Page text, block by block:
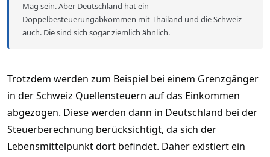
Mag sein. Aber Deutschland hat ein
Doppelbesteuerungabkommen mit Thailand und die Schweiz
auch. Die sind sich sogar ziemlich ähnlich.
Trotzdem werden zum Beispiel bei einem Grenzgänger
in der Schweiz Quellensteuern auf das Einkommen
abgezogen. Diese werden dann in Deutschland bei der
Steuerberechnung berücksichtigt, da sich der
Lebensmittelpunkt dort befindet. Daher existiert ein